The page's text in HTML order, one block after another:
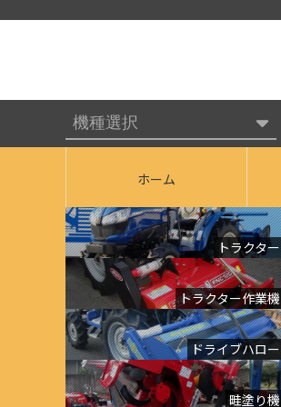
ホーム
トラクター
トラクター作業機
ドライブハロー
畦塗り機